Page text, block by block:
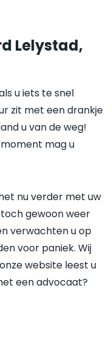
Lelystad,
u iets te snel
zit met een drankje
u van de weg!
mag u
nu verder met uw
gewoon weer
verwachten u op
voor paniek. Wij
website leest u
een advocaat?